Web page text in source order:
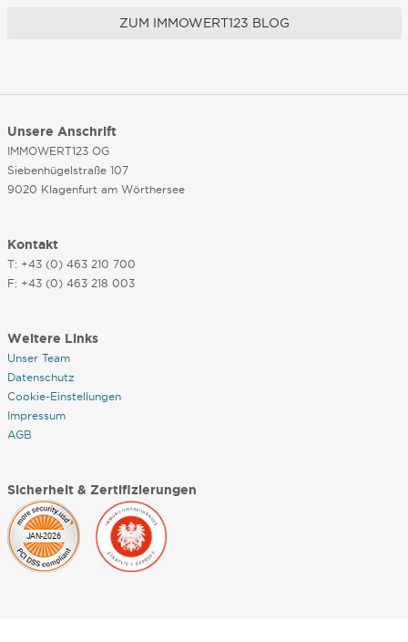
ZUM IMMOWERT123 BLOG
Unsere Anschrift
IMMOWERT123 OG
Siebenhügelstraße 107
9020 Klagenfurt am Wörthersee
Kontakt
T: +43 (0) 463 210 700
F: +43 (0) 463 218 003
Weitere Links
Unser Team
Datenschutz
Cookie-Einstellungen
Impressum
AGB
Sicherheit & Zertifizierungen